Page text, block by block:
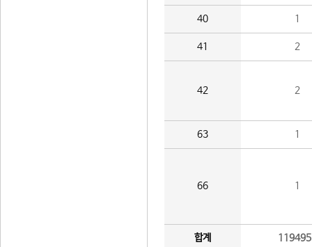
40 1
41 2
42 2
63 1
66 1
합계